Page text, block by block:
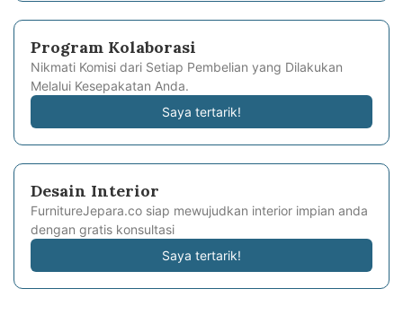
Program Kolaborasi
Nikmati Komisi dari Setiap Pembelian yang Dilakukan
Melalui Kesepakatan Anda.
Saya tertarik!
Desain Interior
FurnitureJepara.co siap mewujudkan interior impian anda
dengan gratis konsultasi
Saya tertarik!